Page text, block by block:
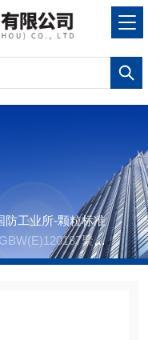
防工业所-颗粒标准
GBW(E)120187聚苯